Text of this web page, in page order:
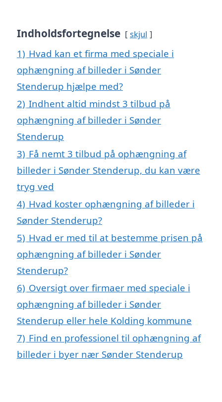
Indholdsfortegnelse skjul
1) Hvad kan et firma med speciale i
ophængning af billeder i Sønder
Stenderup hjælpe med?
2) Indhent altid mindst 3 tilbud på
ophængning af billeder i Sønder
Stenderup
3) Få nemt 3 tilbud på ophængning af
billeder i Sønder Stenderup, du kan være
tryg ved
4) Hvad koster ophængning af billeder i
Sønder Stenderup?
5) Hvad er med til at bestemme prisen på
ophængning af billeder i Sønder
Stenderup?
6) Oversigt over firmaer med speciale i
ophængning af billeder i Sønder
Stenderup eller hele Kolding kommune
7) Find en professionel til ophængning af
billeder i byer nær Sønder Stenderup